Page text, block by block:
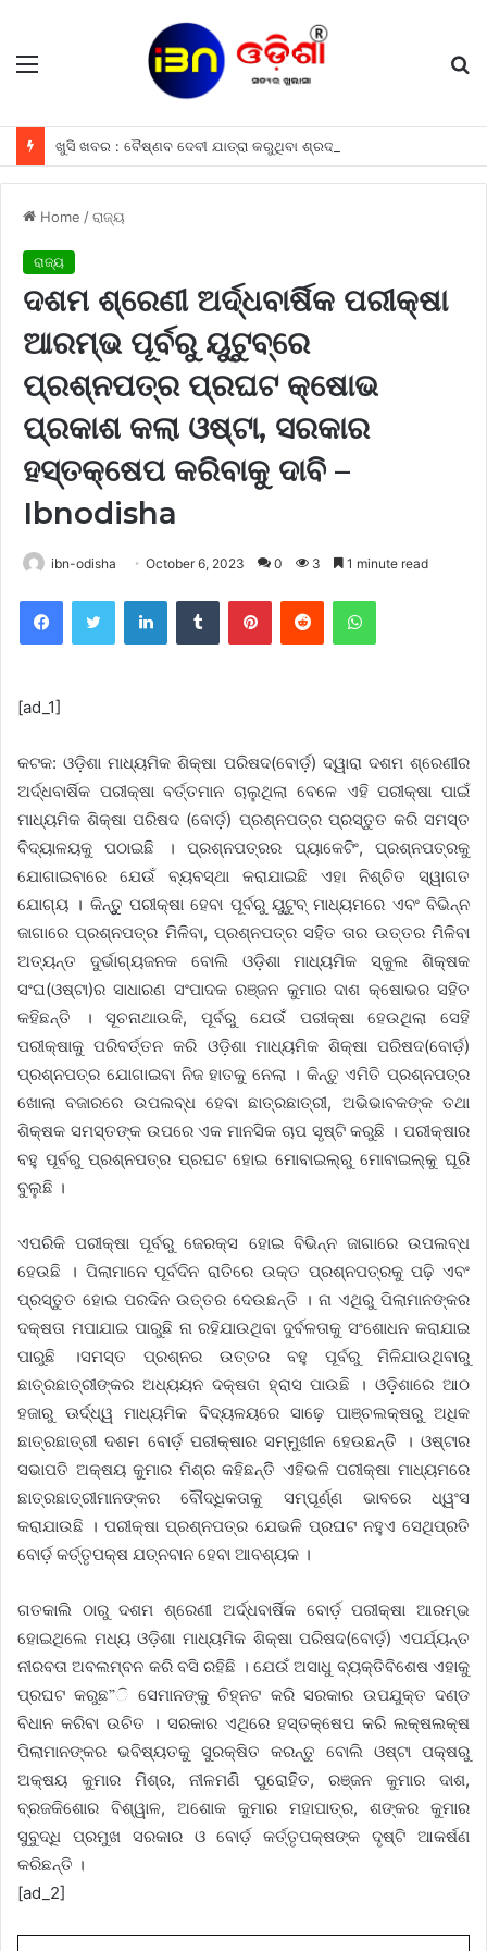
Menu
Home /ରାଜ୍ୟ
ରାଜ୍ୟ
ଦଶମ ଶ୍ରେଣୀ ଅର୍ଦ୍ଧବାର୍ଷିକ ପରୀକ୍ଷା
ଆରମ୍ଭ ପୂର୍ବରୁ ୟୁଟୁବ୍‌ରେ
ପ୍ରଶ୍ନପତ୍ର ପ୍ରଘଟ କ୍ଷୋଭ
ପ୍ରକାଶ କଲା ଓଷ୍ଟା, ସରକାର
ହସ୍ତକ୍ଷେପ କରିବାକୁ ଦାବି –
Ibnodisha
ibn-odisha October 6, 2023 0 3 1 minute read
FacebookTwitter LinkedInTumblr PinterestReddit WhatsApp
[ad_1]
କଟକ: ଓଡ଼ିଶା ମାଧ୍ୟମିକ ଶିକ୍ଷା ପରିଷଦ(ବୋର୍ଡ଼) ଦ୍ୱାରା ଦଶମ ଶ୍ରେଣୀର
ଅର୍ଦ୍ଧବାର୍ଷିକ ପରୀକ୍ଷା ବର୍ତ୍ତମାନ ଚାଲୁଥିଲା ବେଳେ ଏହି ପରୀକ୍ଷା ପାଇଁ
ମାଧ୍ୟମିକ ଶିକ୍ଷା ପରିଷଦ (ବୋର୍ଡ଼) ପ୍ରଶ୍ନପତ୍ର ପ୍ରସ୍ତୁତ କରି ସମସ୍ତ
ବିଦ୍ୟାଳୟକୁ ପଠାଇଛି । ପ୍ରଶ୍ନପତ୍ରର ପ୍ୟାକେଟିଂ, ପ୍ରଶ୍ନପତ୍ରକୁ
ଯୋଗାଇବାରେ ଯେଉଁ ବ୍ୟବସ୍ଥା କରାଯାଇଛି ଏହା ନିଶ୍ଚିତ ସ୍ୱାଗତ
ଯୋଗ୍ୟ । କିନ୍ତୁୁ ପରୀକ୍ଷା ହେବା ପୂର୍ବରୁ ୟୁଟୁବ୍ ମାଧ୍ୟମରେ ଏବଂ ବିଭିନ୍ନ
ଜାଗାରେ ପ୍ରଶ୍ନପତ୍ର ମିଳିବା, ପ୍ରଶ୍ନପତ୍ର ସହିତ ତାର ଉତ୍ତର ମିଳିବା
ଅତ୍ୟନ୍ତ ଦୁର୍ଭାଗ୍ୟଜନକ ବୋଲି ଓଡ଼ିଶା ମାଧ୍ୟମିକ ସ୍କୁଲ ଶିକ୍ଷକ
ସଂଘ(ଓଷ୍ଟା)ର ସାଧାରଣ ସଂପାଦକ ରଞ୍ଜନ କୁମାର ଦାଶ କ୍ଷୋଭର ସହିତ
କହିଛନ୍ତି । ସୂଚନାଥାଉକି, ପୂର୍ବରୁ ଯେଉଁ ପରୀକ୍ଷା ହେଉଥିଲା ସେହି
ପରୀକ୍ଷାକୁ ପରିବର୍ତ୍ତନ କରି ଓଡ଼ିଶା ମାଧ୍ୟମିକ ଶିକ୍ଷା ପରିଷଦ(ବୋର୍ଡ଼)
ପ୍ରଶ୍ନପତ୍ର ଯୋଗାଇବା ନିଜ ହାତକୁ ନେଲା । କିନ୍ତୁ ଏମିତି ପ୍ରଶ୍ନପତ୍ର
ଖୋଲା ବଜାରରେ ଉପଲବ୍ଧ ହେବା ଛାତ୍ରଛାତ୍ରୀ, ଅଭିଭାବକଙ୍କ ତଥା
ଶିକ୍ଷକ ସମସ୍ତଙ୍କ ଉପରେ ଏକ ମାନସିକ ଚାପ ସୃଷ୍ଟି କରୁଛି । ପରୀକ୍ଷାର
ବହୁ ପୂର୍ବରୁ ପ୍ରଶ୍ନପତ୍ର ପ୍ରଘଟ ହୋଇ ମୋବାଇଲ୍‌ରୁ ମୋବାଇଲ୍‌କୁ ଘୂରି
ବୁଲୁଛି ।
ଏପରିକି ପରୀକ୍ଷା ପୂର୍ବରୁ ଜେରକ୍ସ ହୋଇ ବିଭିନ୍ନ ଜାଗାରେ ଉପଲବ୍ଧ
ହେଉଛି । ପିଲାମାନେ ପୂର୍ବଦିନ ରାତିରେ ଉକ୍ତ ପ୍ରଶ୍ନପତ୍ରକୁ ପଢ଼ି ଏବଂ
ପ୍ରସ୍ତୁତ ହୋଇ ପରଦିନ ଉତ୍ତର ଦେଉଛନ୍ତି । ନା ଏଥିରୁ ପିଲାମାନଙ୍କର
ଦକ୍ଷତା ମପାଯାଇ ପାରୁଛି ନା ରହିଯାଉଥିବା ଦୁର୍ବଳତାକୁ ସଂଶୋଧନ କରାଯାଇ
ପାରୁଛି ।ସମସ୍ତ ପ୍ରଶ୍ନର ଉତ୍ତର ବହୁ ପୂର୍ବରୁ ମିଳିଯାଉଥିବାରୁ
ଛାତ୍ରଛାତ୍ରୀଙ୍କର ଅଧ୍ୟୟନ ଦକ୍ଷତା ହ୍ରାସ ପାଉଛି । ଓଡ଼ିଶାରେ ଆଠ
ହଜାରୁ ଊର୍ଦ୍ଧ୍ୱ ମାଧ୍ୟମିକ ବିଦ୍ୟଳୟରେ ସାଢ଼େ ପାଞ୍ଚଲକ୍ଷରୁ ଅଧିକ
ଛାତ୍ରଛାତ୍ରୀ ଦଶମ ବୋର୍ଡ଼ ପରୀକ୍ଷାର ସମ୍ମୁଖୀନ ହେଉଛନ୍ତିି । ଓଷ୍ଟାର
ସଭାପତି ଅକ୍ଷୟ କୁମାର ମିଶ୍ର କହିଛନ୍ତିି ଏହିଭଳି ପରୀକ୍ଷା ମାଧ୍ୟମରେ
ଛାତ୍ରଛାତ୍ରୀମାନଙ୍କର ବୌଦ୍ଧିକତାକୁ ସମ୍ପୂର୍ଣ୍ଣ ଭାବରେ ଧ୍ୱଂସ
କରାଯାଉଛି । ପରୀକ୍ଷା ପ୍ରଶ୍ନପତ୍ର ଯେଭଳି ପ୍ରଘଟ ନହୁଏ ସେଥିପ୍ରତି
ବୋର୍ଡ଼ କର୍ତ୍ତୃପକ୍ଷ ଯତ୍ନବାନ ହେବା ଆବଶ୍ୟକ ।
ଗତକାଲି ଠାରୁ ଦଶମ ଶ୍ରେଣୀ ଅର୍ଦ୍ଧବାର୍ଷିକ ବୋର୍ଡ଼ ପରୀକ୍ଷା ଆରମ୍ଭ
ହୋଇଥିଲେ ମଧ୍ୟ ଓଡ଼ିଶା ମାଧ୍ୟମିକ ଶିକ୍ଷା ପରିଷଦ(ବୋର୍ଡ଼) ଏପର୍ଯ୍ୟନ୍ତ
ନୀରବତା ଅବଲମ୍ବନ କରି ବସି ରହିଛି । ଯେଉଁ ଅସାଧୁ ବ୍ୟକ୍ତିବିଶେଷ ଏହାକୁ
ପ୍ରଘଟ କରୁଛ”ି ସେମାନଙ୍କୁ ଚିହ୍ନଟ କରି ସରକାର ଉପଯୁକ୍ତ ଦଣ୍ଡ
ବିଧାନ କରିବା ଉଚିତ । ସରକାର ଏଥିରେ ହସ୍ତକ୍ଷେପ କରି ଲକ୍ଷଲକ୍ଷ
ପିଲାମାନଙ୍କର ଭବିଷ୍ୟତକୁ ସୁରକ୍ଷିତ କରନ୍ତୁ ବୋଲି ଓଷ୍ଟା ପକ୍ଷରୁ
ଅକ୍ଷୟ କୁମାର ମିଶ୍ର, ନୀଳମଣି ପୁରୋହିତ, ରଞ୍ଜନ କୁମାର ଦାଶ,
ବ୍ରଜକିଶୋର ବିଶ୍ୱାଳ, ଅଶୋକ କୁମାର ମହାପାତ୍ର, ଶଙ୍କର କୁମାର
ସୁବୁଦ୍ଧି ପ୍ରମୁଖ ସରକାର ଓ ବୋର୍ଡ଼ କର୍ତ୍ତୃପକ୍ଷଙ୍କ ଦୃଷ୍ଟି ଆକର୍ଷଣ
କରିଛନ୍ତି ।
[ad_2]